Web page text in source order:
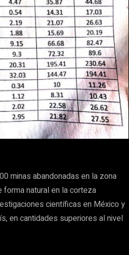
minas abandonadas en la zona
natural en la corteza
científicas en México y
en cantidades superiores al nivel